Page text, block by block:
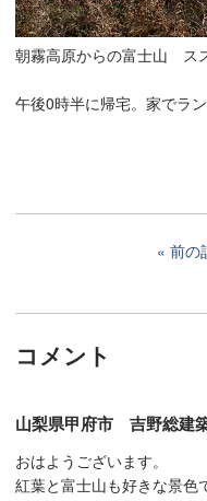
朝霧高原からの富士山 ス
午後0時半に帰宅。家でラン
前の
コメント
山梨県甲府市 吉野総建
おはようございます。
紅葉と富士山も好きな景色